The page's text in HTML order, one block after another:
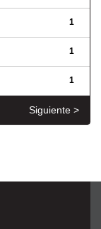
1
1
1
Siguiente >